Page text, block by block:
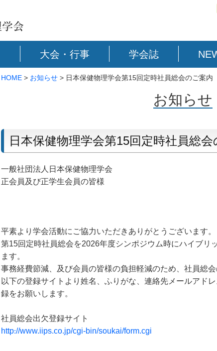
大会・行事 学会誌
HOME > お知らせ > 日本保健物理学会第15回定時社員総会のご案内
お知らせ
日本保健物理学会第15回定時社員総会
一般社団法人日本保健物理学会
正会員及び正学生会員の皆様
平素より学会活動にご協力いただきありがとうございます。
第15回定時社員総会を2026年度シンポジウム時にハイブリ
ます。
事務経費節減、及び会員の皆様の負担軽減のため、社員総
以下の登録サイトより姓名、ふりがな、連絡先メールアド
録をお願いします。
社員総会出欠登録サイト
http://www.iips.co.jp/cgi-bin/soukai/form.cgi